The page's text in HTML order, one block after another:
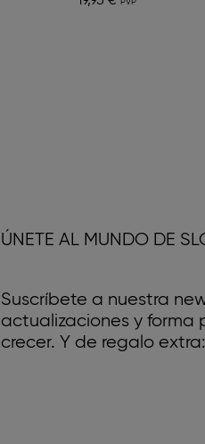
ÚNETE AL MUNDO DE
Suscríbete a nuestra
actualizaciones y
crecer. Y de regalo